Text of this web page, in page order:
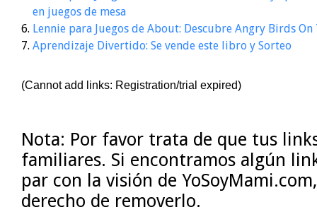
en juegos de mesa
6. Lennie para Juegos de About: Descubre Angry Birds On
7. Aprendizaje Divertido: Se vende este libro y Sorteo
(Cannot add links: Registration/trial expired)
Nota: Por favor trata de que tus
familiares. Si encontramos algún
par con la visión de
derecho de removerlo.